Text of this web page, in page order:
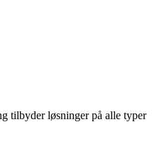
tilbyder løsninger på alle typer